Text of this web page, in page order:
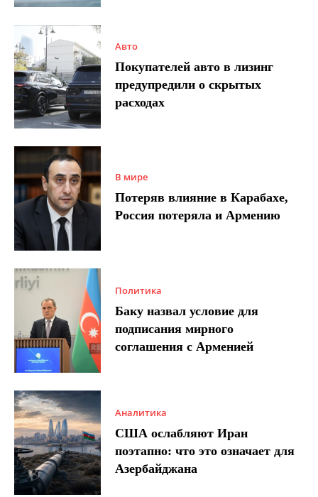
Авто
Покупателей авто в лизинг
предупредили о скрытых
расходах
В мире
Потеряв влияние в Карабахе,
Россия потеряла и Армению
Политика
Баку назвал условие для
подписания мирного
соглашения с Арменией
Аналитика
США ослабляют Иран
поэтапно: что это означает для
Азербайджана